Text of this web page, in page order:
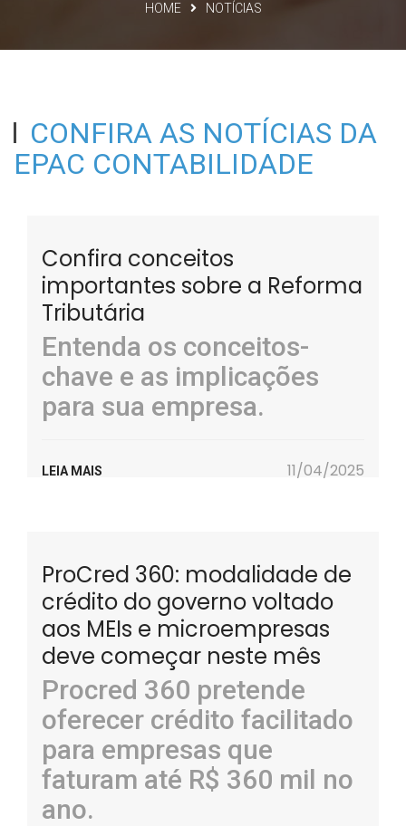
HOME NOTÍCIAS
CONFIRA AS NOTÍCIAS DA
EPAC CONTABILIDADE
Confira conceitos
importantes sobre a Reforma
Tributária
Entenda os conceitos-
chave e as implicações
para sua empresa.
LEIA MAIS 11/04/2025
ProCred 360: modalidade de
crédito do governo voltado
aos MEIs e microempresas
deve começar neste mês
Procred 360 pretende
oferecer crédito facilitado
para empresas que
faturam até R$ 360 mil no
ano.